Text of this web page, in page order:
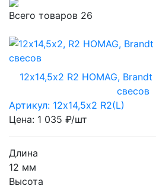
Всего товаров 26
12х14,5х2 R2 HOMAG,
свесов
Артикул: 12х14,5х2 R2(L)
Цена: 1 035 ₽/шт
Длина
12 мм
Высота